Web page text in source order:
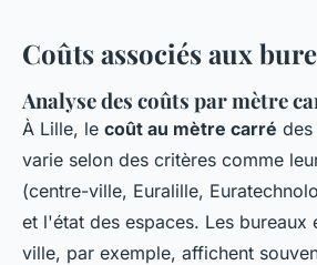
Coûts associés aux
Analyse des coûts par mètre
À Lille, le coût au mètre carré
varie selon des critères comme
(centre-ville, Euralille,
et l'état des espaces. Les
ville, par exemple, affichent